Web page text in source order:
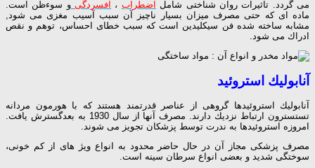
می گردد. تاثیرات روان شناختی شامل اضطراب ، افسردگی و سوءظن است.
ماده ای كه حتی مصرف میزان بسیار ناچیز آن سبب آسیب مغزی می شود,
مشابه ساخته شده فن سیكلیدین است كه سبب خطای احساس، توهم و نقص
ادراك می شود.
آنابولیك استروئید
آنابولیك استروئیدها گروهی از عناصر قدرتمند هستند كه با هورمون مردانه
تستسترون ارتباط نزدیك دارند. مصرف آنها از سال 1930 به بعدگسترش یافت.
امروزه استروئیدها به ندرت توسط پزشكان تجویز می شوند.
مصرف پزشكی مجاز آن در حال حاضر محدود به انواع ویژ های از كم خونی،
سوختگی شدید و بعضی انواع سرطان سینه است.